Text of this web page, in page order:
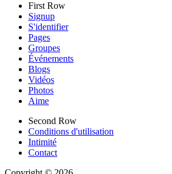
First Row
Signup
S'identifier
Pages
Groupes
Événements
Blogs
Vidéos
Photos
Aime
Second Row
Conditions d'utilisation
Intimité
Contact